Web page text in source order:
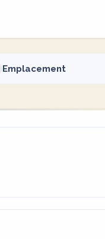
Emplacement